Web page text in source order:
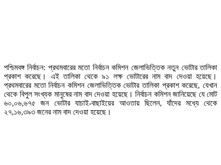
পশ্চিমবঙ্গ নির্বাচন: প্রথমবারের মতো নির্বাচন কমিশন জেলাভিত্তিক নতুন ভোটার তালিকা
প্রকাশ করেছে। এই তালিকা থেকে ৯১ লক্ষ ভোটারের নাম বাদ দেওয়া হয়েছে।
প্রথমবারের মতো নির্বাচন কমিশন জেলাভিত্তিক ভোটার তালিকা প্রকাশ করেছে, যেখান
থেকে বিপুল সংখ্যক মানুষের নাম বাদ দেওয়া হয়েছে। নির্বাচন কমিশন জানিয়েছে যে মোট
৬০,০৬,৬৭৫ জন ভোটার যাচাই-বাছাইয়ের আওতায় ছিলেন, যাঁদের মধ্যে থেকে
২৭,১৬,৩৯৩ জনের নাম বাদ দেওয়া হয়েছে।